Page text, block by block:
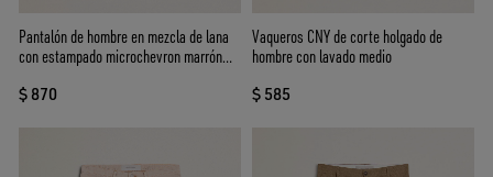
Pantalón de hombre en mezcla de lana
con estampado microchevron marrón
$ 870
Vaqueros CNY de corte holgado de
hombre con lavado medio
$ 585